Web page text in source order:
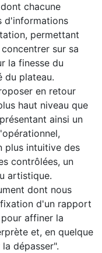
chacune
d'informations
permettant
sur sa
la finesse du
du plateau.
en retour
haut niveau que
ainsi un
plus intuitive des
contrôlées, un
artistique.
dont nous
d'un rapport
affiner la
et, en quelque
dépasser".